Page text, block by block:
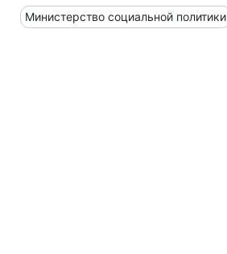
Министерство социальной политики